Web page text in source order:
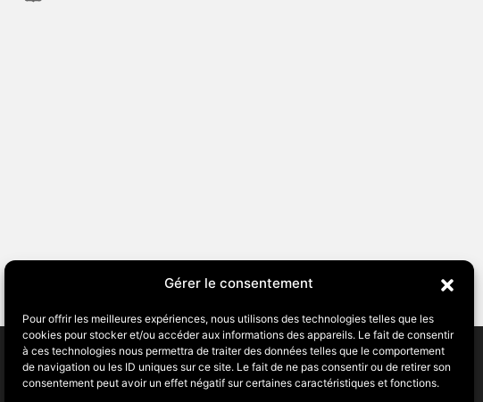
Gérer le consentement
Pour offrir les meilleures expériences, nous utilisons des technologies telles que les
cookies pour stocker et/ou accéder aux informations des appareils. Le fait de consentir
à ces technologies nous permettra de traiter des données telles que le comportement
de navigation ou les ID uniques sur ce site. Le fait de ne pas consentir ou de retirer son
consentement peut avoir un effet négatif sur certaines caractéristiques et fonctions.